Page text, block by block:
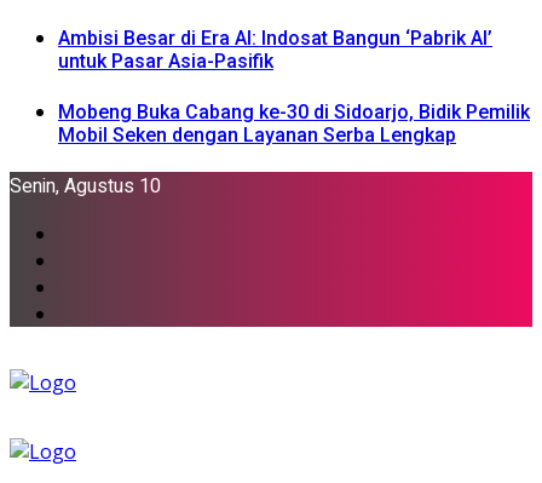
Ambisi Besar di Era AI: Indosat Bangun ‘Pabrik AI’
untuk Pasar Asia-Pasifik
Mobeng Buka Cabang ke-30 di Sidoarjo, Bidik Pemilik
Mobil Seken dengan Layanan Serba Lengkap
Senin, Agustus 10